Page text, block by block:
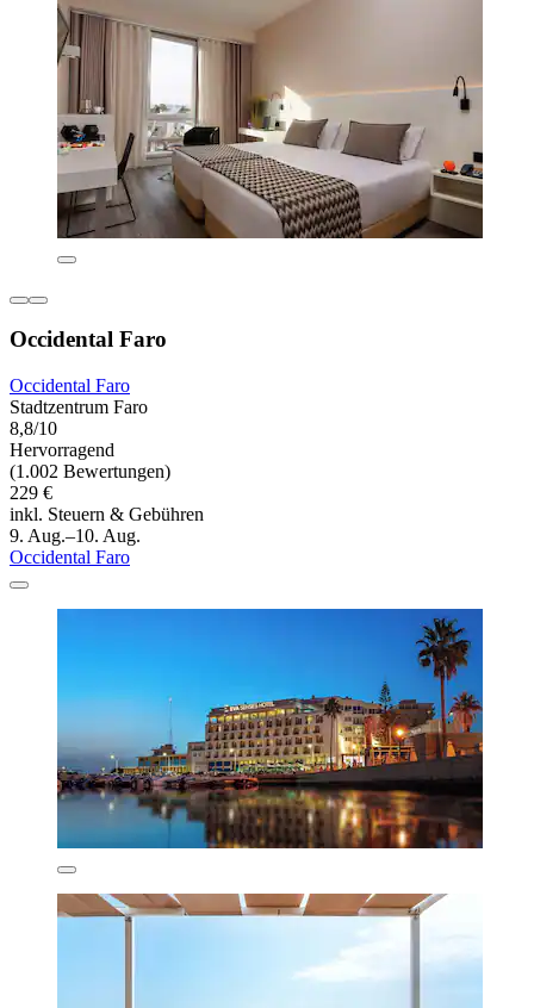
Occidental Faro
Occidental Faro
Stadtzentrum Faro
8,8/10
Hervorragend
(1.002 Bewertungen)
229 €
inkl. Steuern & Gebühren
9. Aug.–10. Aug.
Occidental Faro